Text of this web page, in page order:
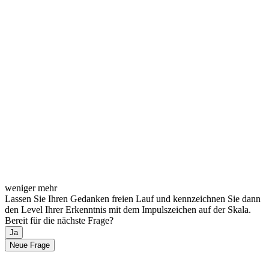
weniger mehr
Lassen Sie Ihren Gedanken freien Lauf und kennzeichnen Sie dann
den Level Ihrer Erkenntnis mit dem Impulszeichen auf der Skala.
Bereit für die nächste Frage?
Ja
Neue Frage